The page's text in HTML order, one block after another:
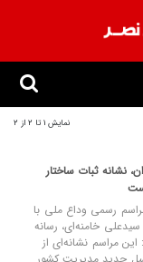
نمایش 1 تا 2 از 2
نشانه ثبات ساختار
رسمی وداع ملی با
خامنه‌ای، رسانه
مراسم نشانه‌ای از